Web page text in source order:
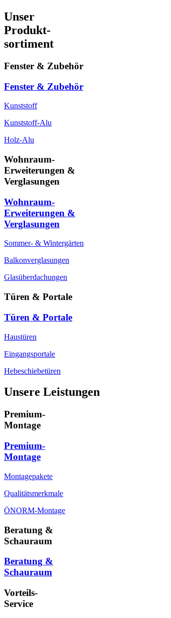
Unser
Produkt-
sortiment
Fenster & Zubehör
Fenster & Zubehör
Kunststoff
Kunststoff-Alu
Holz-Alu
Wohnraum-
Erweiterungen &
Verglasungen
Wohnraum-
Erweiterungen &
Verglasungen
Sommer- & Wintergärten
Balkonverglasungen
Glasüberdachungen
Türen & Portale
Türen & Portale
Haustüren
Eingangsportale
Hebeschiebetüren
Unsere Leistungen
Premium-
Montage
Premium-
Montage
Montagepakete
Qualitätsmerkmale
ÖNORM-Montage
Beratung &
Schauraum
Beratung &
Schauraum
Vorteils-
Service